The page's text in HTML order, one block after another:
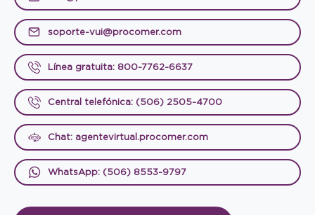
soporte-vui@procomer.com
Línea gratuita: 800-7762-6637
Central telefónica: (506) 2505-4700
Chat: agentevirtual.procomer.com
WhatsApp: (506) 8553-9797